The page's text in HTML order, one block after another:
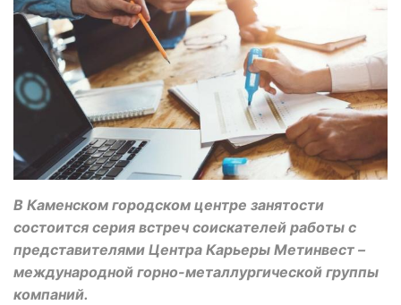
В Каменском городском центре занятости
состоится серия встреч соискателей работы с
представителями Центра Карьеры Метинвест –
международной горно-металлургической группы
компаний.